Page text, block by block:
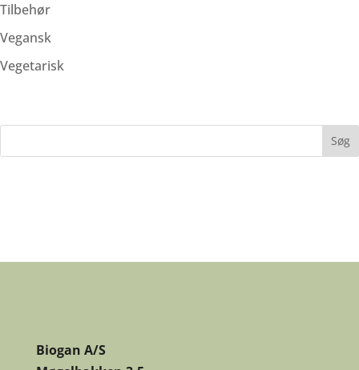
Tilbehør
Vegansk
Vegetarisk
Biogan A/S